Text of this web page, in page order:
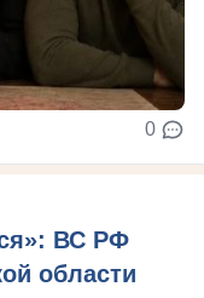
0
ВС РФ
области